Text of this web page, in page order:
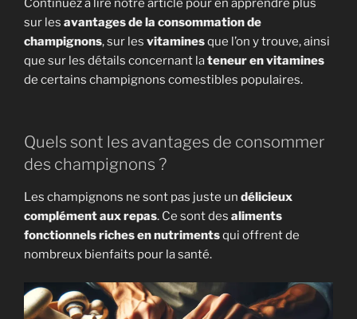
sur les avantages de la consommation de
champignons, sur les vitaminesque l’on y trouve, ainsi
que sur les détails concernant lateneur en vitamines
de certains champignons comestibles populaires.
Quels sont les avantages de consommer
des champignons ?
Les champignons ne sont pas juste un délicieux
complément aux repas. Ce sont des aliments
fonctionnels riches en nutrimentsqui offrent de
nombreux bienfaits pour la santé.